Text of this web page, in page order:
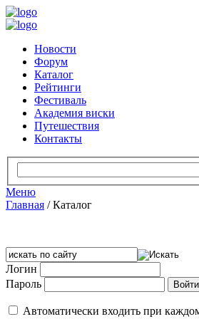
Новости
Форум
Каталог
Рейтинги
Фестиваль
Академия виски
Путешествия
Контакты
Меню
Главная /Каталог
Логин
Пароль
Автоматически входить при